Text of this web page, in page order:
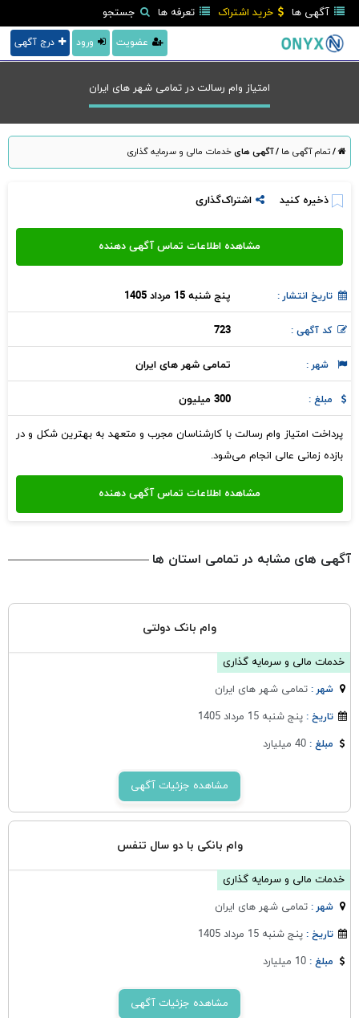
آگهی ها خرید اشتراک تعرفه ها جستجو
درج آگهی ورود عضویت
امتیاز وام رسالت در تمامی شهر های ایران
/تمام آگهی ها /آگهی هایخدمات مالی و سرمایه گذاری
ذخیره کنید اشتراک‌گذاری
تاریخ انتشار : پنج شنبه 15 مرداد 1405
کد آگهی : 723
شهر : تمامی شهر های ایران
مبلغ : 300 میلیون
پرداخت امتیاز وام رسالت با کارشناسان مجرب و متعهد به بهترین شکل و در
بازده زمانی عالی انجام می‌شود.
آگهی های مشابه در تمامی استان ها
وام بانک دولتی
خدمات مالی و سرمایه گذاری
شهر :تمامی شهر های ایران
تاریخ :پنج شنبه 15 مرداد 1405
مبلغ :40 میلیارد
مشاهده جزئیات آگهی
وام بانکی با دو سال تنفس
خدمات مالی و سرمایه گذاری
شهر :تمامی شهر های ایران
تاریخ :پنج شنبه 15 مرداد 1405
مبلغ :10 میلیارد
مشاهده جزئیات آگهی